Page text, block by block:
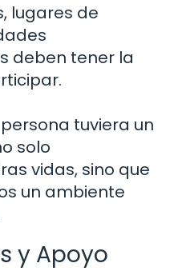
lugares de
deben tener la
tuviera un
solo
vidas, sino que
un ambiente
y Apoyo